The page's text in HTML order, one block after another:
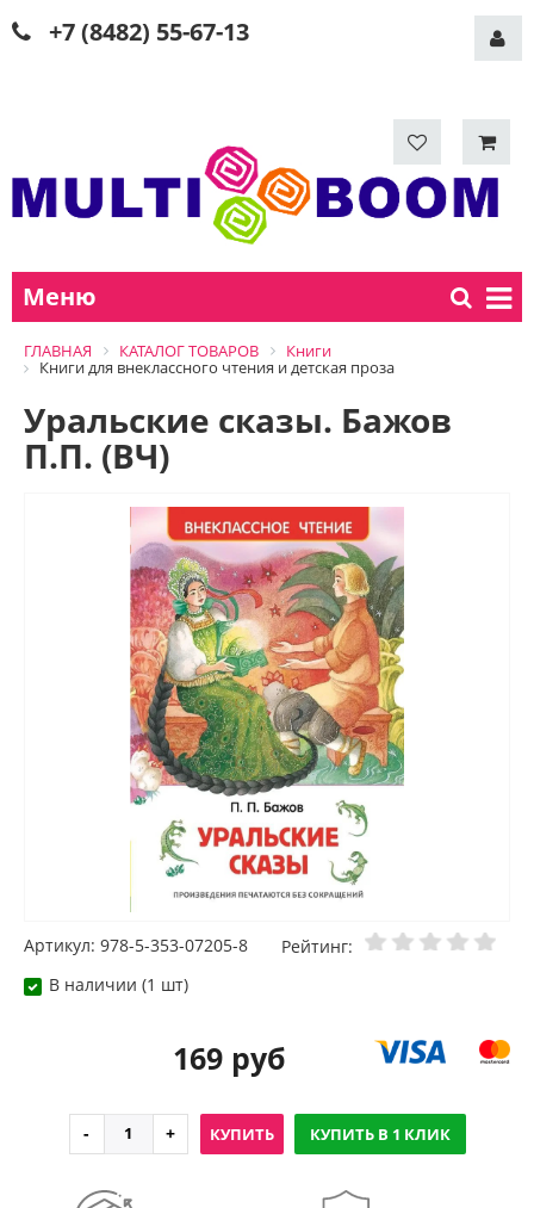
+7 (8482) 55-67-13
Меню
ГЛАВНАЯ КАТАЛОГ ТОВАРОВ
Книги
Книги для внеклассного чтения и детская проза
Уральские сказы. Бажов
П.П. (ВЧ)
Артикул: 978-5-353-07205-8
Рейтинг:
В наличии (1 шт)
169 руб
КУПИТЬ КУПИТЬ В 1 КЛИК